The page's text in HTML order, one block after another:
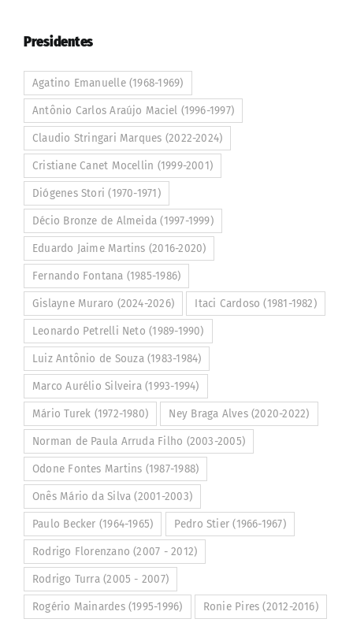
Presidentes
Agatino Emanuelle (1968-1969)
Antônio Carlos Araújo Maciel (1996-1997)
Claudio Stringari Marques (2022-2024)
Cristiane Canet Mocellin (1999-2001)
Diógenes Stori (1970-1971)
Décio Bronze de Almeida (1997-1999)
Eduardo Jaime Martins (2016-2020)
Fernando Fontana (1985-1986)
Gislayne Muraro (2024-2026) Itaci Cardoso (1981-1982)
Leonardo Petrelli Neto (1989-1990)
Luiz Antônio de Souza (1983-1984)
Marco Aurélio Silveira (1993-1994)
Mário Turek (1972-1980) Ney Braga Alves (2020-2022)
Norman de Paula Arruda Filho (2003-2005)
Odone Fontes Martins (1987-1988)
Onês Mário da Silva (2001-2003)
Paulo Becker (1964-1965) Pedro Stier (1966-1967)
Rodrigo Florenzano (2007 - 2012)
Rodrigo Turra (2005 - 2007)
Rogério Mainardes (1995-1996) Ronie Pires (2012-2016)